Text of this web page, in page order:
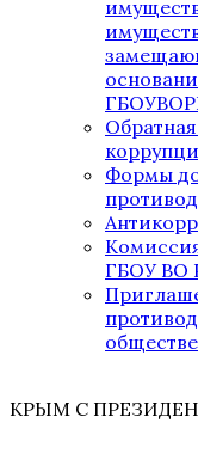
Формы
ГБОУ ВО
КРЫМ С